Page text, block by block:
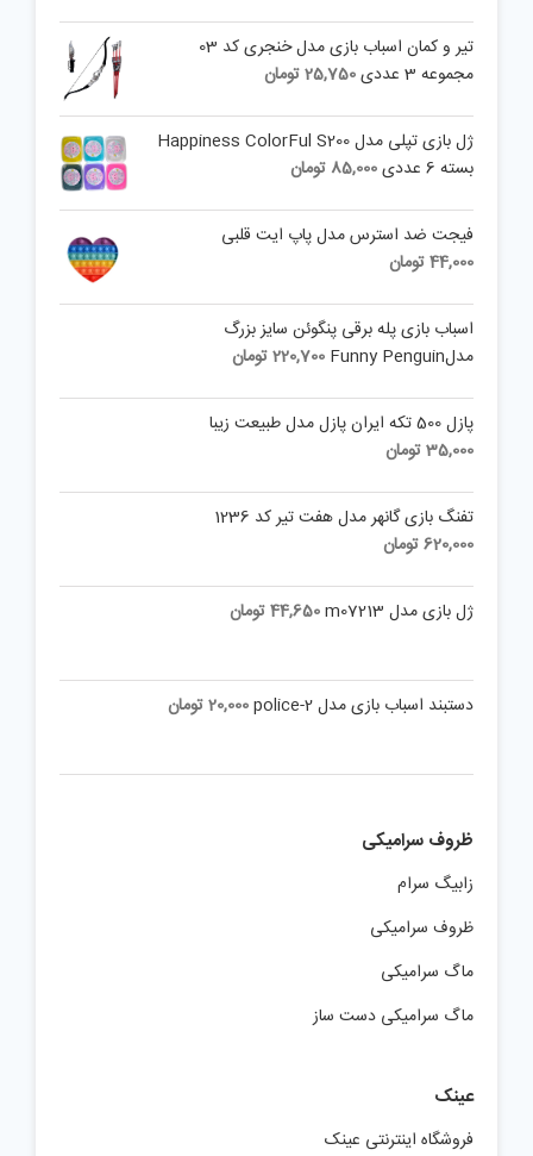
تیر و کمان اسباب بازی مدل خنجری کد 03
مجموعه 3 عددی
25,750تومان
ژل بازی تپلی مدل Happiness ColorFul S200
بسته 6 عددی
85,000 تومان
فیجت ضد استرس مدل پاپ ایت قلبی
44,000تومان
اسباب بازی پله برقی پنگوئن سایز بزرگ
مدلFunny Penguin
220,700تومان
پازل 500 تکه ایران پازل مدل طبیعت زیبا
35,000تومان
تفنگ بازی گانهر مدل هفت تیر کد 1236
620,000تومان
ژل بازی مدل m07213 44,650تومان
دستبند اسباب بازی مدل police-2 20,000تومان
ظروف سرامیکی
زابیگ سرام
ظروف سرامیکی
ماگ سرامیکی
ماگ سرامیکی دست ساز
عینک
فروشگاه اینترنتی عینک